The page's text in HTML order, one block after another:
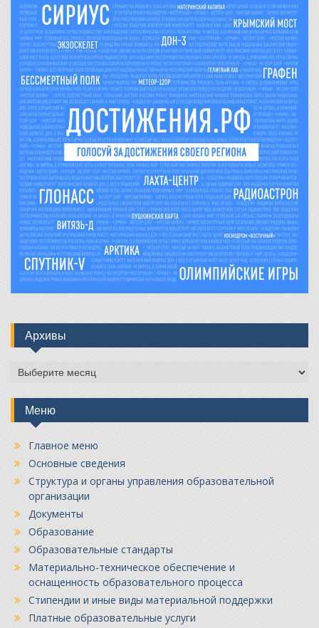
Архивы
Архивы
Меню
Главное меню
Основные сведения
Структура и органы управления образовательной
организации
Документы
Образование
Образовательные стандарты
Материально-техническое обеспечение и
оснащенность образовательного процесса
Стипендии и иные виды материальной поддержки
Платные образовательные услуги